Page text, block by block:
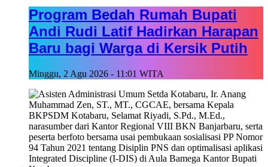
Program Bedah Rumah Bupati
Andi Rudi Latif Hadirkan Harapan
Baru bagi Warga di Kersik Putih
Minggu, 2 Agu 2026 - 11:01 WITA